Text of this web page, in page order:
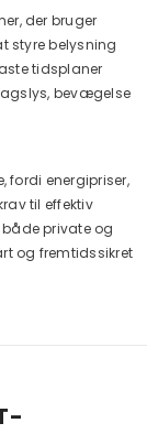
der bruger
styre belysning
tidsplaner
bevægelse
fordi energipriser,
til effektiv
private og
og fremtidssikret